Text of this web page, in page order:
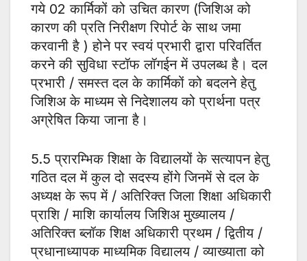
गये 02 कार्मिकों को उचित कारण (जिशिअ को
कारण की प्रति निरीक्षण रिपोर्ट के साथ जमा
करवानी है ) होने पर स्वयं प्रभारी द्वारा परिवर्तित
करने की सुविधा स्टॉफ लॉगईन में उपलब्ध है। दल
प्रभारी / समस्त दल के कार्मिकों को बदलने हेतु
जिशिअ के माध्यम से निदेशालय को प्रार्थना पत्र
अग्रेषित किया जाना है।
5.5 प्रारम्भिक शिक्षा के विद्यालयों के सत्यापन हेतु
गठित दल में कुल दो सदस्य होंगे जिनमें से दल के
अध्यक्ष के रूप में / अतिरिक्त जिला शिक्षा अधिकारी
प्राशि / माशि कार्यालय जिशिअ मुख्यालय /
अतिरिक्त ब्लॉक शिक्ष अधिकारी प्रथम / द्वितीय /
प्रधानाध्यापक माध्यमिक विद्यालय / व्याख्याता को